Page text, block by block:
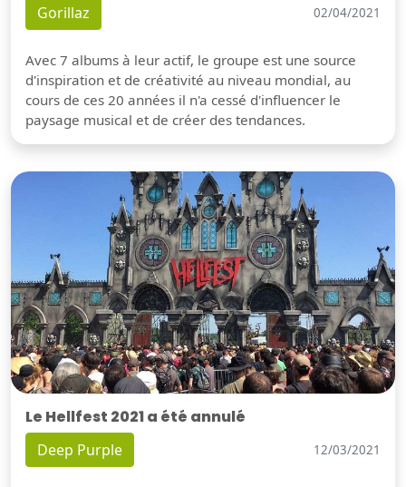
Gorillaz 02/04/2021
Avec 7 albums à leur actif, le groupe est une source
d'inspiration et de créativité au niveau mondial, au
cours de ces 20 années il n'a cessé d'influencer le
paysage musical et de créer des tendances.
Le Hellfest 2021 a été annulé
Deep Purple 12/03/2021